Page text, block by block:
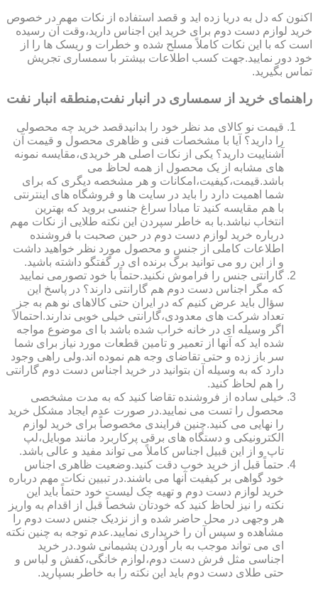
اکنون که دل به دریا زده اید و قصد استفاده از نکات مهم در خصوص
خرید لوازم دست دوم برای خرید این اجناس دارید،وقت آن رسیده
است که با این نکات کاملاً مسلح شده و خطرات و ریسک ها را از
خود دور نمایید.جهت کسب اطلاعات بیشتر با سمساری تجریش
تماس بگیرید.
راهنمای خرید از سمساری در انبار نفت,منطقه انبار نفت
قیمت نو کالای مد نظر خود را بدانیدقصد خرید چه محصولی
را دارید؟ آیا با مشخصات فنی و ظاهری محصول و قیمت آن
آشناییت دارید؟ یکی از نکات اصلی هر خریدی،مقایسه نمونه
های مشابه از یک محصول از همه لحاظ می
باشد.قیمت،کیفیت،امکانات و هر مشخصه دیگری که برای
شما اهمیت دارد را باید در سایت ها و فروشگاه های اینترنتی
با هم مقایسه کنید تا مبادا سراغ جنسی بروید که بهترین
انتخاب نباشد.با به خاطر سپردن این نکته طلایی از نکات مهم
درباره خرید لوازم دست دوم در حین صحبت با فروشنده
اطلاعات کاملی از جنس و محصول مورد نظر خواهید داشت
و از این رو می توانید برگ برنده ای در گفتگو داشته باشید.
گارانتی جنس را فراموش نکنید.حتماً با خود تصورمی نمایید
که مگر اجناس دست دوم هم گارانتی دارند؟ در پاسخ این
سؤال باید عرض کنیم که در ایران حتی کالاهای نو هم به جز
تعداد شرکت های معدودی،گارانتی خیلی خوبی ندارند.احتمالاً
اگر وسیله ای در خانه خراب شده باشد با ای موضوع مواجه
شده اید که آنها از تعمیر و تامین قطعات مورد نیاز برای شما
سر باز زده و حتی تقاضای وجه هم نموده اند.ولی راهی وجود
دارد که به وسیله آن بتوانید در خرید اجناس دست دوم گارانتی
را هم لحاظ کنید.
خیلی ساده از فروشنده تقاضا کنید که به مدت مشخصی
محصول را تست می نمایید.در صورت عدم ایجاد مشکل خرید
را نهایی می کنید.چنین فرایندی مخصوصاً برای خرید لوازم
الکترونیکی و دستگاه های برقی پرکاربرد مانند موبایل،لپ
تاپ و از این قبیل اجناس کاملاً می تواند مفید و عالی باشد.
حتماً قبل از خرید خوب دقت کنید.وضعیت ظاهری اجناس
خود گواهی بر کیفیت آنها می باشند.در تبیین نکات مهم درباره
خرید لوازم دست دوم و تهیه چک لیست خود حتماً باید این
نکته را نیز لحاظ کنید که خودتان شخصاً قبل از اقدام به واریز
هر وجهی در محل حاضر شده و از نزدیک جنس دست دوم را
مشاهده و سپس آن را خریداری نمایید.عدم توجه به چنین نکته
ای می تواند موجب به بار آوردن پشیمانی شود.در خرید
اجناسی مثل فرش دست دوم،لوازم خانگی،کفش و لباس و
حتی طلای دست دوم باید این نکته را به خاطر بسپارید.